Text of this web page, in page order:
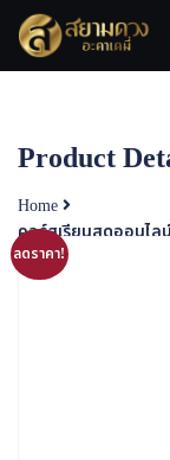
Product
Home
คอร์สเรียนสดออนไล
ขาย และ ธุรกิจ (วันที่
ลดราคา!